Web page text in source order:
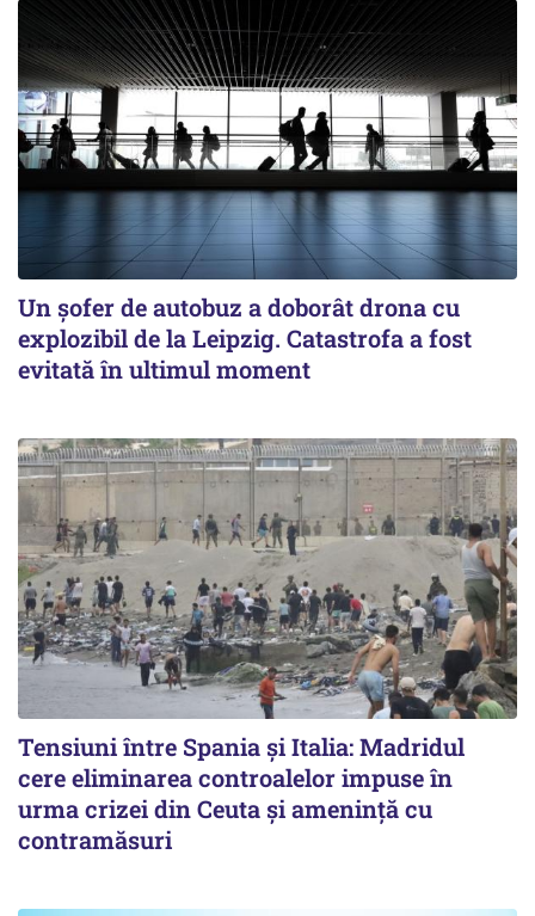
Un șofer de autobuz a doborât drona cu
explozibil de la Leipzig. Catastrofa a fost
evitată în ultimul moment
Tensiuni între Spania și Italia: Madridul
cere eliminarea controalelor impuse în
urma crizei din Ceuta și amenință cu
contramăsuri